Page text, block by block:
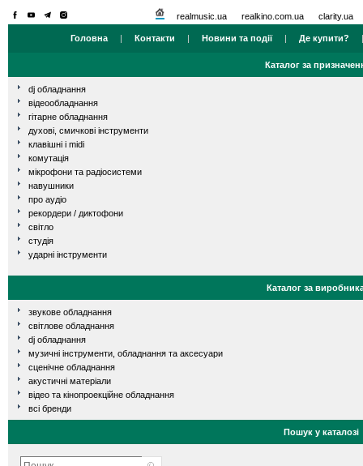
realmusic.ua realkino.com.ua clarity.ua
Головна | Контакти | Новини та події| Де купити?
Каталог за
dj обладнання
відеообладнання
гітарне обладнання
духові, смичкові інструменти
клавішні і midi
комутація
мікрофони та радіосистеми
навушники
про аудіо
рекордери / диктофони
світло
студія
ударні інструменти
Каталог за
звукове обладнання
світлове обладнання
dj обладнання
музичні інструменти, обладнання та аксесуари
сценічне обладнання
акустичні матеріали
відео та кінопроекційне обладнання
всі бренди
Пошук у каталозі